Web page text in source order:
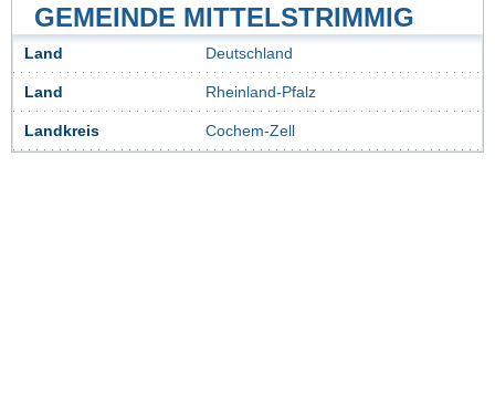
GEMEINDE MITTELSTRIMMIG
Land Deutschland
Land Rheinland-Pfalz
Landkreis Cochem-Zell